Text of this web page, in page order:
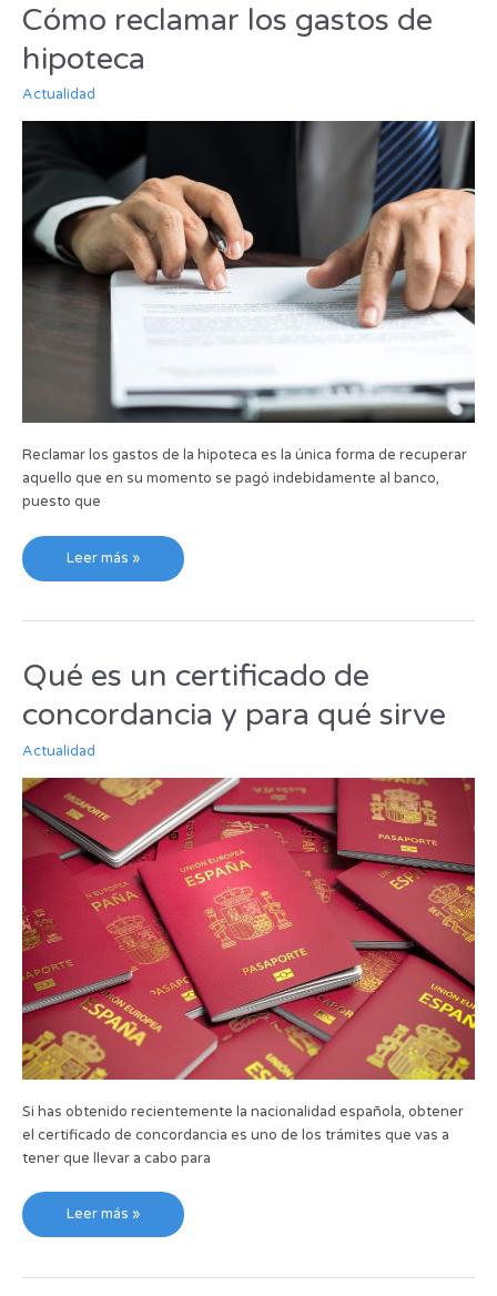
Cómo reclamar los gastos de
hipoteca
Actualidad
Reclamar los gastos de la hipoteca es la única forma de recuperar
aquello que en su momento se pagó indebidamente al banco,
puesto que
Cómo
reclamar
los
de
hipoteca
Leer más »
Qué es un certificado de
concordancia y para qué sirve
Actualidad
Si has obtenido recientemente la nacionalidad española, obtener
el certificado de concordancia es uno de los trámites que vas a
tener que llevar a cabo para
Qué
es
un
de
concordancia
y
para
qué
sirve
Leer más »